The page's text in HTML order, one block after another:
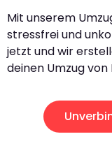
Mit unserem
stressfrei und
jetzt und wir
deinen Umzug